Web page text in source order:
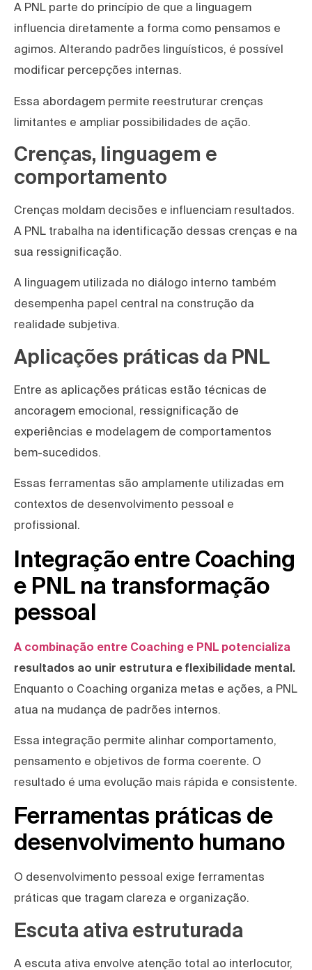
A PNL parte do princípio de que a linguagem
influencia diretamente a forma como pensamos e
agimos. Alterando padrões linguísticos, é possível
modificar percepções internas.
Essa abordagem permite reestruturar crenças
limitantes e ampliar possibilidades de ação.
Crenças, linguagem e
comportamento
Crenças moldam decisões e influenciam resultados.
A PNL trabalha na identificação dessas crenças e na
sua ressignificação.
A linguagem utilizada no diálogo interno também
desempenha papel central na construção da
realidade subjetiva.
Aplicações práticas da PNL
Entre as aplicações práticas estão técnicas de
ancoragem emocional, ressignificação de
experiências e modelagem de comportamentos
bem-sucedidos.
Essas ferramentas são amplamente utilizadas em
contextos de desenvolvimento pessoal e
profissional.
Integração entre Coaching
e PNL na transformação
pessoal
A combinação entre Coaching e PNL potencializa
resultados ao unir estrutura e flexibilidade mental.
Enquanto o Coaching organiza metas e ações, a PNL
atua na mudança de padrões internos.
Essa integração permite alinhar comportamento,
pensamento e objetivos de forma coerente. O
resultado é uma evolução mais rápida e consistente.
Ferramentas práticas de
desenvolvimento humano
O desenvolvimento pessoal exige ferramentas
práticas que tragam clareza e organização.
Escuta ativa estruturada
A escuta ativa envolve atenção total ao interlocutor,